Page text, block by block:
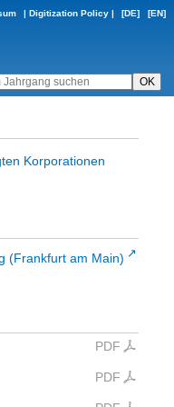
| Digitization Policy | [DE] [EN]
Korporationen
(Frankfurt am Main)
PDF
PDF